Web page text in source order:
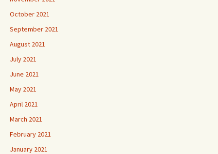
October 2021
September 2021
August 2021
July 2021
June 2021
May 2021
April 2021
March 2021
February 2021
January 2021